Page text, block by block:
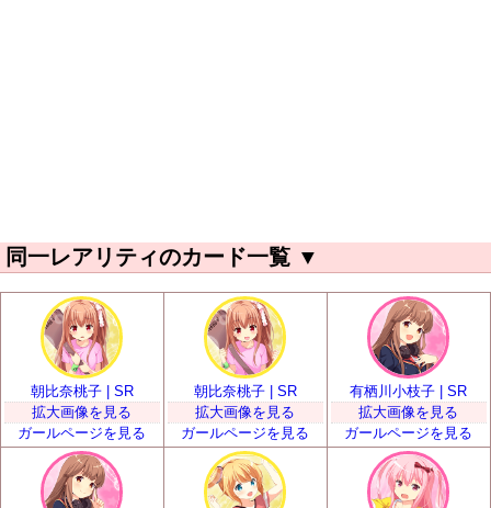
同一レアリティのカード一覧 ▼
朝比奈桃子 | SR
拡大画像を見る
ガールページを見る
朝比奈桃子 | SR
拡大画像を見る
ガールページを見る
有栖川小枝子 | SR
拡大画像を見る
ガールページを見る